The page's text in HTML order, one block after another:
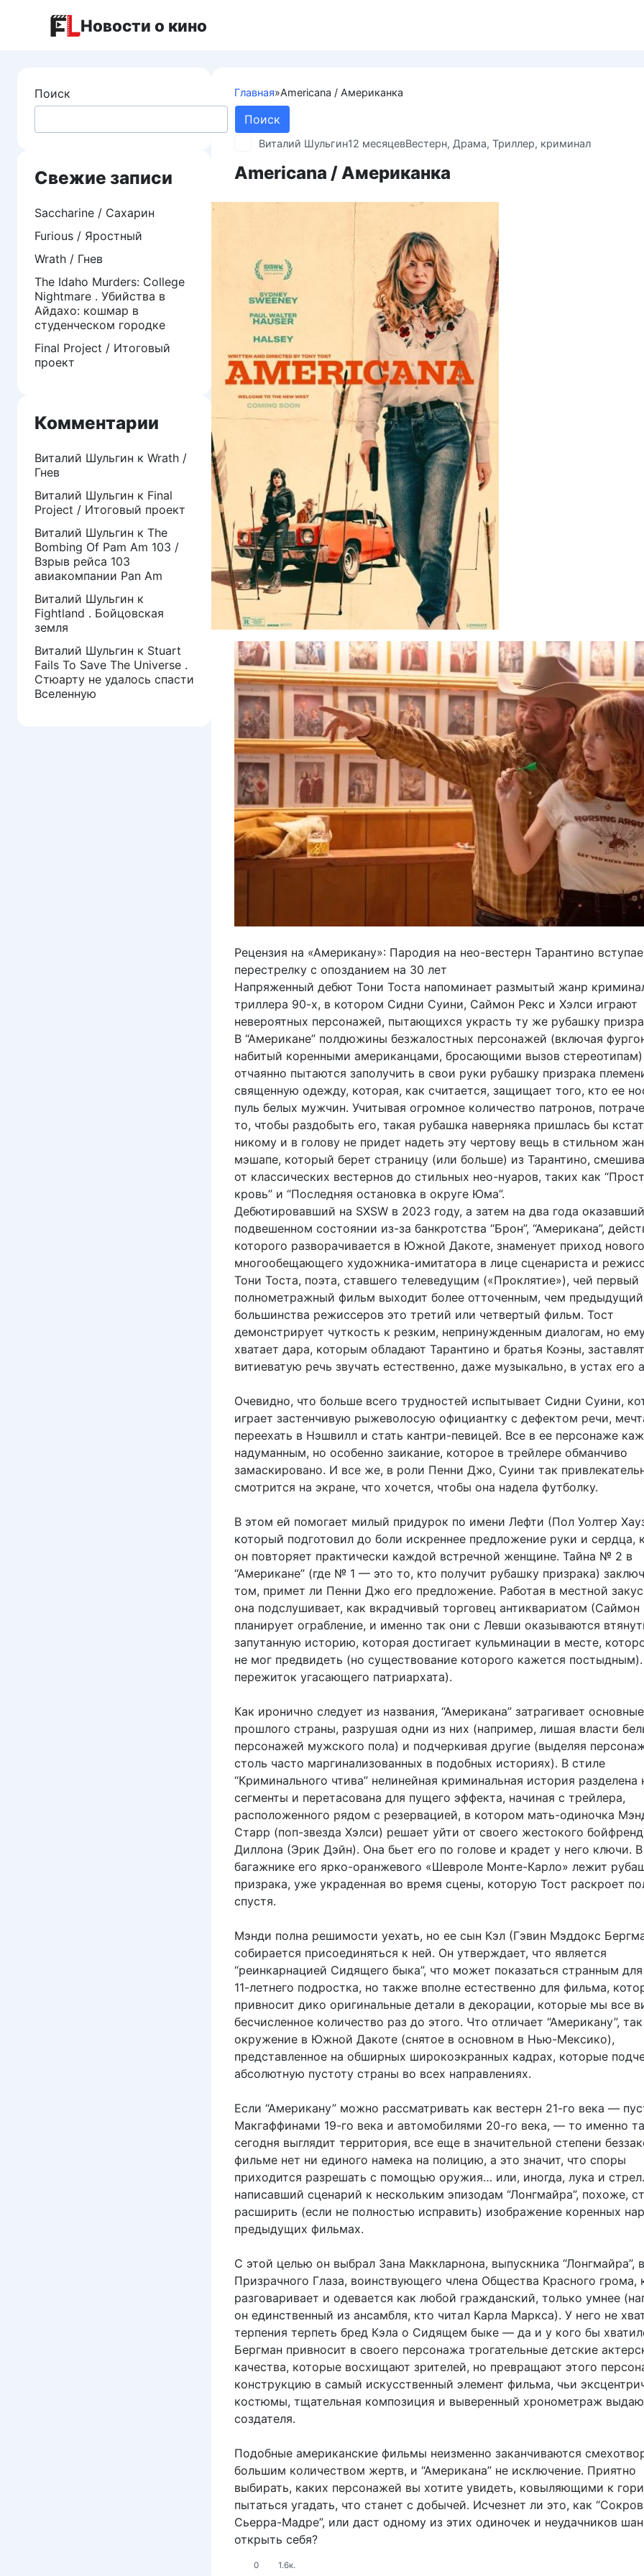
Новости о кино
Главная»Americana / Американка
Виталий Шульгин12 месяцевВестерн, Драма, Триллер, криминал
Americana / Американка
Рецензия на «Американу»: Пародия на нео-вестерн Тарантино
перестрелку с опозданием на 30 лет
Напряженный дебют Тони Тоста напоминает размытый жанр
триллера 90-х, в котором Сидни Суини, Саймон Рекс и Хэлси играют
невероятных персонажей, пытающихся украсть ту же рубашку
В “Американе” полдюжины безжалостных персонажей (включая
набитый коренными американцами, бросающими вызов стереотипам)
отчаянно пытаются заполучить в свои руки рубашку призрака
священную одежду, которая, как считается, защищает того, кто ее
пуль белых мужчин. Учитывая огромное количество патронов,
то, чтобы раздобыть его, такая рубашка наверняка пришлась бы
никому и в голову не придет надеть эту чертову вещь в стильном
мэшапе, который берет страницу (или больше) из Тарантино,
от классических вестернов до стильных нео-нуаров, таких как
кровь” и “Последняя остановка в округе Юма”.
Дебютировавший на SXSW в 2023 году, а затем на два года
подвешенном состоянии из-за банкротства “Брон”, “Американа”,
которого разворачивается в Южной Дакоте, знаменует приход нового
многообещающего художника-имитатора в лице сценариста и
Тони Тоста, поэта, ставшего телеведущим («Проклятие»), чей первый
полнометражный фильм выходит более отточенным, чем
большинства режиссеров это третий или четвертый фильм. Тост
демонстрирует чуткость к резким, непринужденным диалогам, но
хватает дара, которым обладают Тарантино и братья Коэны,
витиеватую речь звучать естественно, даже музыкально, в устах его
Очевидно, что больше всего трудностей испытывает Сидни Суини,
играет застенчивую рыжеволосую официантку с дефектом речи,
переехать в Нэшвилл и стать кантри-певицей. Все в ее персонаже
надуманным, но особенно заикание, которое в трейлере обманчиво
замаскировано. И все же, в роли Пенни Джо, Суини так
смотрится на экране, что хочется, чтобы она надела футболку.
В этом ей помогает милый придурок по имени Лефти (Пол Уолтер
который подготовил до боли искреннее предложение руки и сердца,
он повторяет практически каждой встречной женщине. Тайна № 2 в
“Американе” (где № 1 — это то, кто получит рубашку призрака)
том, примет ли Пенни Джо его предложение. Работая в местной
она подслушивает, как вкрадчивый торговец антиквариатом (Саймон
планирует ограбление, и именно так они с Левши оказываются
запутанную историю, которая достигает кульминации в месте,
не мог предвидеть (но существование которого кажется постыдным).
пережиток угасающего патриархата).
Как иронично следует из названия, “Американа” затрагивает
прошлого страны, разрушая одни из них (например, лишая власти
персонажей мужского пола) и подчеркивая другие (выделяя
столь часто маргинализованных в подобных историях). В стиле
“Криминального чтива” нелинейная криминальная история разделена
сегменты и перетасована для пущего эффекта, начиная с трейлера,
расположенного рядом с резервацией, в котором мать-одиночка
Старр (поп-звезда Хэлси) решает уйти от своего жестокого
Диллона (Эрик Дэйн). Она бьет его по голове и крадет у него ключи. В
багажнике его ярко-оранжевого «Шевроле Монте-Карло» лежит
призрака, уже украденная во время сцены, которую Тост раскроет
спустя.
Мэнди полна решимости уехать, но ее сын Кэл (Гэвин Мэддокс
собирается присоединяться к ней. Он утверждает, что является
“реинкарнацией Сидящего быка”, что может показаться странным
11-летнего подростка, но также вполне естественно для фильма,
привносит дико оригинальные детали в декорации, которые мы все
бесчисленное количество раз до этого. Что отличает “Американу”,
окружение в Южной Дакоте (снятое в основном в Нью-Мексико),
представленное на обширных широкоэкранных кадрах, которые
абсолютную пустоту страны во всех направлениях.
Если “Американу” можно рассматривать как вестерн 21-го века —
Макгаффинами 19-го века и автомобилями 20-го века, — то именно
сегодня выглядит территория, все еще в значительной степени
фильме нет ни единого намека на полицию, а это значит, что споры
приходится разрешать с помощью оружия… или, иногда, лука и
написавший сценарий к нескольким эпизодам “Лонгмайра”, похоже,
расширить (если не полностью исправить) изображение коренных
предыдущих фильмах.
С этой целью он выбрал Зана Маккларнона, выпускника “Лонгмайра”,
Призрачного Глаза, воинствующего члена Общества Красного грома,
разговаривает и одевается как любой гражданский, только умнее
он единственный из ансамбля, кто читал Карла Маркса). У него не
терпения терпеть бред Кэла о Сидящем быке — да и у кого бы
Бергман привносит в своего персонажа трогательные детские
качества, которые восхищают зрителей, но превращают этого
конструкцию в самый искусственный элемент фильма, чьи
костюмы, тщательная композиция и выверенный хронометраж
создателя.
Подобные американские фильмы неизменно заканчиваются
большим количеством жертв, и “Американа” не исключение. Приятно
выбирать, каких персонажей вы хотите увидеть, ковыляющими к
пытаться угадать, что станет с добычей. Исчезнет ли это, как
Сьерра-Мадре”, или даст одному из этих одиночек и неудачников
открыть себя?
0 1.6к.
Поиск
Поиск
Свежие записи
Saccharine / Сахарин
Furious / Яростный
Wrath / Гнев
The Idaho Murders: College
Nightmare . Убийства в
Айдахо: кошмар в
студенческом городке
Final Project / Итоговый
проект
Комментарии
Виталий Шульгин к Wrath /
Гнев
Виталий Шульгин к Final
Project / Итоговый проект
Виталий Шульгин к The
Bombing Of Pam Am 103 /
Взрыв рейса 103
авиакомпании Pan Am
Виталий Шульгин к
Fightland . Бойцовская
земля
Виталий Шульгин к Stuart
Fails To Save The Universe .
Стюарту не удалось спасти
Вселенную